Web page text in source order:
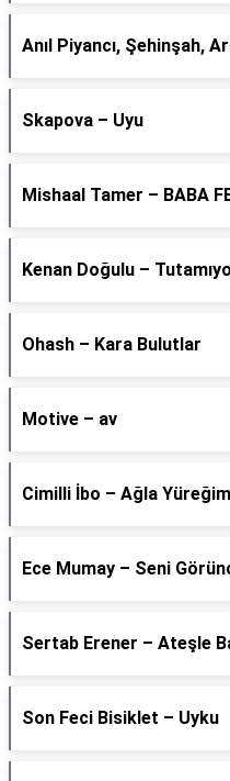
Anıl Piyancı, Şehinşah,
Skapova – Uyu
Mishaal Tamer – BABA
Kenan Doğulu –
Ohash – Kara Bulutlar
Motive – av
Cimilli İbo – Ağla
Ece Mumay – Seni
Sertab Erener – Ateşle
Son Feci Bisiklet – Uyku